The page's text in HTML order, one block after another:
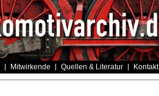
Mitwirkende Quellen & Literatur Kontakt